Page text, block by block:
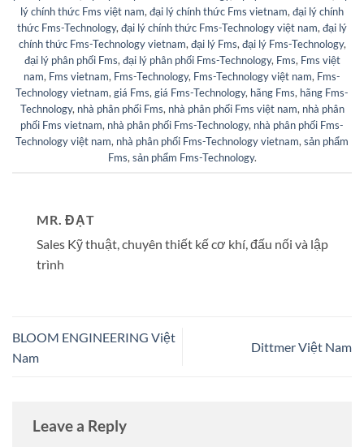
lý chính thức Fms việt nam, đại lý chính thức Fms vietnam, đại lý chính
thức Fms-Technology, đại lý chính thức Fms-Technology việt nam, đại lý
chính thức Fms-Technology vietnam, đại lý Fms, đại lý Fms-Technology,
đại lý phân phối Fms, đại lý phân phối Fms-Technology, Fms, Fms việt
nam, Fms vietnam, Fms-Technology, Fms-Technology việt nam, Fms-
Technology vietnam, giá Fms, giá Fms-Technology, hãng Fms, hãng Fms-
Technology, nhà phân phối Fms, nhà phân phối Fms việt nam, nhà phân
phối Fms vietnam, nhà phân phối Fms-Technology, nhà phân phối Fms-
Technology việt nam, nhà phân phối Fms-Technology vietnam, sản phẩm
Fms, sản phẩm Fms-Technology.
MR. ĐẠT
Sales Kỹ thuật, chuyên thiết kế cơ khí, đấu nối và lập
trình
BLOOM ENGINEERING Việt
Nam
Dittmer Việt Nam
Leave a Reply